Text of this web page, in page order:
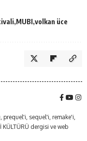
MUBI volkan üce
prequel'i, sequel'i, remake'i,
dergisi ve web